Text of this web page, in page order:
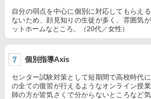
自分の弱点を中心に個別に対応してもらえ
ないため、顔見知りの生徒が多く、雰囲気
ットホームなところ。（20代／女性）
個別指導Axis
センター試験対策として短期間で高校時代
の全ての復習が行えるようなオンライン授
師の方が皆気さくで分からないところなど